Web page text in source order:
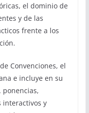
el dominio de
y de las
frente a los
Convenciones, el
e incluye en su
ponencias,
interactivos y